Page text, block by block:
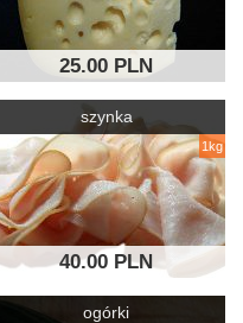
25.00 PLN
szynka
1kg
40.00 PLN
ogórki